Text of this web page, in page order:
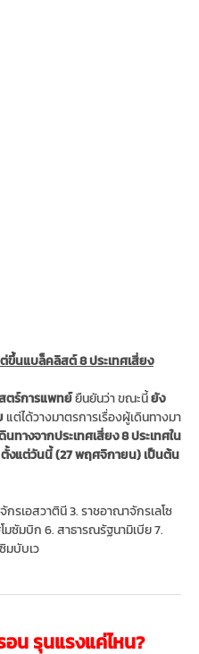
ขึ้นแบล็คลิสต์ 8 ประเทศเสี่ยง
ตร์การแพทย์ยืนยันว่า ขณะนี้ยัง
แต่ได้วางมาตรการเรื่องผู้เดินทางมา
ทางจากประเทศเสี่ยง 8 ประเทศใน
ตั้งแต่วันนี้ (27 พฤศจิกายน) เป็นต้น
รเอสวาตินี 3. ราชอาณาจักรเลโซ
มซัมบิก 6. สาธารณรัฐนามิเบีย 7.
มบับเว
อน รุนแรงแค่ไหน?